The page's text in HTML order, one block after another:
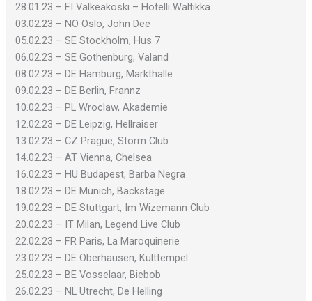
28.01.23 – FI Valkeakoski – Hotelli Waltikka
03.02.23 – NO Oslo, John Dee
05.02.23 – SE Stockholm, Hus 7
06.02.23 – SE Gothenburg, Valand
08.02.23 – DE Hamburg, Markthalle
09.02.23 – DE Berlin, Frannz
10.02.23 – PL Wroclaw, Akademie
12.02.23 – DE Leipzig, Hellraiser
13.02.23 – CZ Prague, Storm Club
14.02.23 – AT Vienna, Chelsea
16.02.23 – HU Budapest, Barba Negra
18.02.23 – DE Münich, Backstage
19.02.23 – DE Stuttgart, Im Wizemann Club
20.02.23 – IT Milan, Legend Live Club
22.02.23 – FR Paris, La Maroquinerie
23.02.23 – DE Oberhausen, Kulttempel
25.02.23 – BE Vosselaar, Biebob
26.02.23 – NL Utrecht, De Helling